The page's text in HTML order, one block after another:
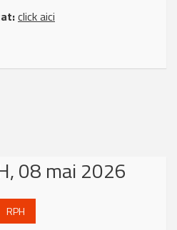
click aici
08 mai 2026
RPH